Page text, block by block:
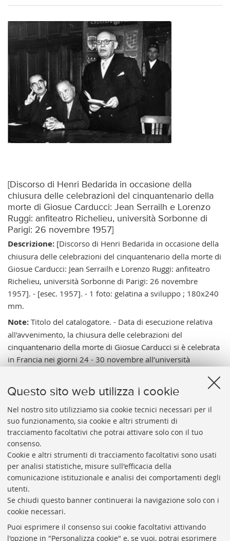
Questo sito web utilizza i cookie
Nel nostro sito utilizziamo sia cookie tecnici necessari per il
suo funzionamento, sia cookie e altri strumenti di
tracciamento facoltativi che potrai attivare solo con il tuo
consenso.
Cookie e altri strumenti di tracciamento facoltativi sono usati
per analisi statistiche, misure sull'efficacia della
comunicazione istituzionale e analisi dei comportamenti degli
utenti.
Se chiudi questo banner continuerai la navigazione solo con i
cookie necessari.
Puoi esprimere il consenso sui cookie facoltativi attivando
l'opzione in "Personalizza cookie" e, se vuoi, potrai esprimere
[Discorso di Henri Bedarida in occasione della
chiusura delle celebrazioni del cinquantenario della
morte di Giosue Carducci: Jean Serrailh e Lorenzo
Ruggi: anfiteatro Richelieu, università Sorbonne di
Parigi: 26 novembre 1957]
Descrizione:[Discorso di Henri Bedarida in occasione della
chiusura delle celebrazioni del cinquantenario della morte di
Giosue Carducci: Jean Serrailh e Lorenzo Ruggi: anfiteatro
Richelieu, università Sorbonne di Parigi: 26 novembre
1957]. - [esec. 1957]. - 1 foto: gelatina a sviluppo ; 180x240
mm.
Note:Titolo del catalogatore. - Data di esecuzione relativa
all'avvenimento, la chiusura delle celebrazioni del
cinquantenario della morte di Giosue Carducci si è celebrata
in Francia nei giorni 24 - 30 novembre all’università
Sorbonne di Parigi, Serrailh rettore dell’università Sorbonne
di Parigi, Ruggi il rappresentante della famiglia Carducci e
presidente della Società autori drammatici.
Vai al catalogo: https://sol.unibo.it/SebinaOpac/.do?
idopac=UBO3941233
Responsabile scientifico: prof. Roberto Balzani